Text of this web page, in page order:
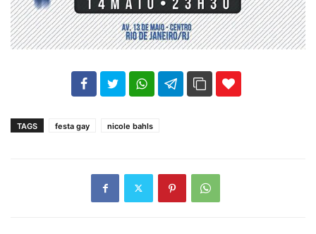
102 35
TAGS festa gay nicole bahls